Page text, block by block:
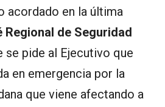
acordado en la última
Regional de Seguridad
se pide al Ejecutivo que
en emergencia por la
que viene afectando a